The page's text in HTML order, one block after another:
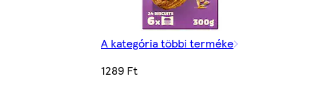
A kategória többi terméke
1289 Ft